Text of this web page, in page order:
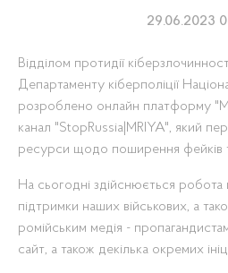
29.06.2023
Відділом протидії
Департаменту кіберполіції
розроблено онлайн платформу
канал "StopRussia|MRIYA", який
ресурси щодо поширення фейків
На сьогодні здійснюється
підтримки наших військових, а
ромійським медія -
сайт, а також декілька окремих